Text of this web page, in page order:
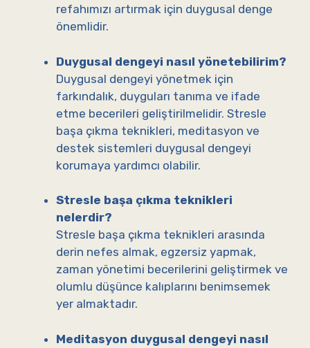
refahımızı artırmak için duygusal denge
önemlidir.
Duygusal dengeyi nasıl yönetebilirim?
Duygusal dengeyi yönetmek için
farkındalık, duyguları tanıma ve ifade
etme becerileri geliştirilmelidir. Stresle
başa çıkma teknikleri, meditasyon ve
destek sistemleri duygusal dengeyi
korumaya yardımcı olabilir.
Stresle başa çıkma teknikleri
nelerdir?
Stresle başa çıkma teknikleri arasında
derin nefes almak, egzersiz yapmak,
zaman yönetimi becerilerini geliştirmek ve
olumlu düşünce kalıplarını benimsemek
yer almaktadır.
Meditasyon duygusal dengeyi nasıl